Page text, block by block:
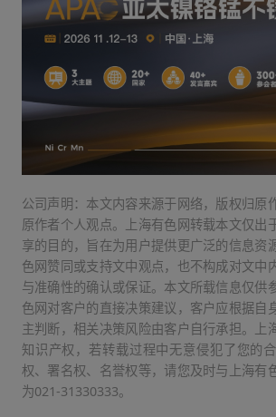
公司声明：本文内容来源于网络，版权归原
原作者个人观点。上海有色网转载本文仅出
享的目的，旨在为用户提供更广泛的信息资
色网赞同或支持文中观点，也不构成对文中
与准确性的确认或保证。本文所载信息仅供
色网对客户的直接决策建议，客户应根据自
主判断，相关决策风险由客户自行承担。上
知识产权，若转载过程中无意侵犯了您的
权、署名权、名誉权等，请您及时与上海有
为021-31330333。